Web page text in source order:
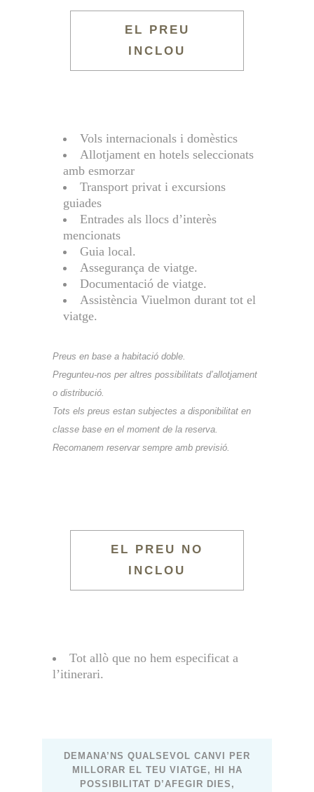
EL PREU
INCLOU
Vols internacionals i domèstics
Allotjament en hotels seleccionats
amb esmorzar
Transport privat i excursions
guiades
Entrades als llocs d’interès
mencionats
Guia local.
Assegurança de viatge.
Documentació de viatge.
Assistència Viuelmon durant tot el
viatge.
Preus en base a habitació doble.
Pregunteu-nos per altres possibilitats d’allotjament
o distribució.
Tots els preus estan subjectes a disponibilitat en
classe base en el moment de la reserva.
Recomanem reservar sempre amb previsió.
EL PREU NO
INCLOU
Tot allò que no hem especificat a
l’itinerari.
DEMANA’NS QUALSEVOL CANVI PER
MILLORAR EL TEU VIATGE, HI HA
POSSIBILITAT D’AFEGIR DIES,